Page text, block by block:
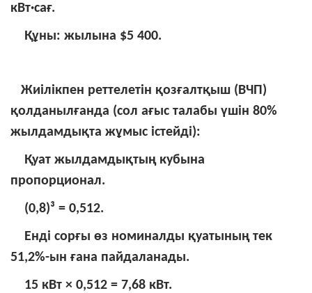
кВт·сағ.
Құны: жылына $5 400.
Жиілікпен реттелетін қозғалтқыш (ВЧП)
қолданылғанда (сол ағыс талабы үшін 80%
жылдамдықта жұмыс істейді):
Қуат жылдамдықтың кубына
пропорционал.
(0,8)³ = 0,512.
Енді сорғы өз номиналды қуатының тек
51,2%-ын ғана пайдаланады.
15 кВт × 0,512 = 7,68 кВт.